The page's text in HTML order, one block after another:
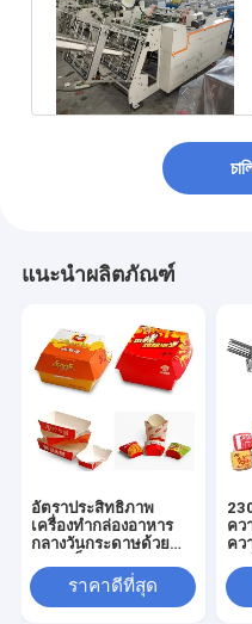
แนะนำผลิตภัณฑ์
อัตราประสิทธิภาพ
เครื่องทํากล่องอาหาร
กลางวันกระดาษด้วย
นาทีและแหล่งพลังงาน
3KW
ราคาดีที่สุด
คว
คว
อา